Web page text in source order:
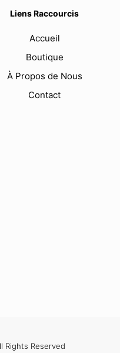
Liens Raccourcis
Accueil
Boutique
À Propos de Nous
Contact
Rights Reserved